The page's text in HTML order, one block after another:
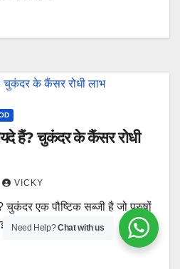
हैं? चुकंदर के कैंसर रोधी
VICKY
एक पौष्टिक सब्जी है जो पुरुषों
स्वास्थ्य…
Need Help?Chat with us